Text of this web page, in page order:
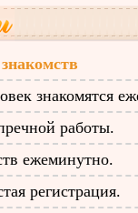
знакомятся
работы.
ежеминутно.
регистрация.